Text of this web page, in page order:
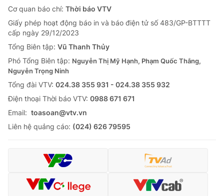
Cơ quan báo chí: Thời báo VTV
Giấy phép hoạt động báo in và báo điện tử số 483/GP-BTTTT
cấp ngày 29/12/2023
Tổng Biên tập: Vũ Thanh Thủy
Phó Tổng Biên tập: Nguyễn Thị Mỹ Hạnh, Phạm Quốc Thắng,
Nguyễn Trọng Ninh
Tổng đài VTV: 024.38 355 931 - 024.38 355 932
Ðiện thoại Thời báo VTV: 0988 671 671
Email: toasoan@vtv.vn
Liên hệ quảng cáo: (024) 626 79595